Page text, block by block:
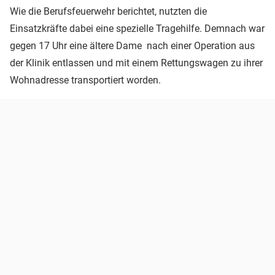
Wie die Berufsfeuerwehr berichtet, nutzten die
Einsatzkräfte dabei eine spezielle Tragehilfe. Demnach war
gegen 17 Uhr eine ältere Dame nach einer Operation aus
der Klinik entlassen und mit einem Rettungswagen zu ihrer
Wohnadresse transportiert worden.